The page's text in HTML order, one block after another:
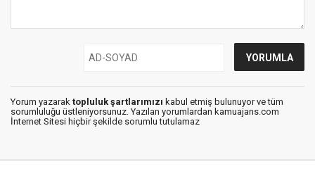
Yorum yazarak topluluk şartlarımızı kabul etmiş bulunuyor ve tüm
sorumluluğu üstleniyorsunuz. Yazılan yorumlardan kamuajans.com
İnternet Sitesi hiçbir şekilde sorumlu tutulamaz